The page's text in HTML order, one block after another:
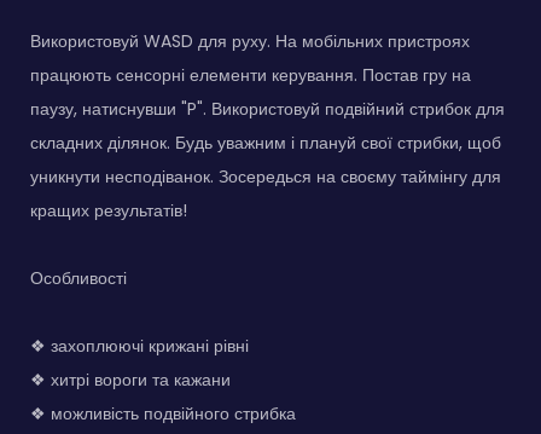
Використовуй WASD для руху. На мобільних пристроях
працюють сенсорні елементи керування. Постав гру на
паузу, натиснувши "P". Використовуй подвійний стрибок для
складних ділянок. Будь уважним і плануй свої стрибки, щоб
уникнути несподіванок. Зосередься на своєму таймінгу для
кращих результатів!
Особливості
❖ захоплюючі крижані рівні
❖ хитрі вороги та кажани
❖ можливість подвійного стрибка